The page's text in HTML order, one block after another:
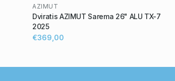
AZIMUT
Dviratis AZIMUT Sarema 26" ALU TX-7
2025
€369,00